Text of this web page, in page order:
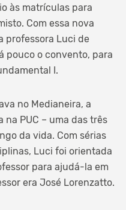
às matrículas para
Com essa nova
professora Luci de
pouco o convento, para
I.
no Medianeira, a
PUC – uma das três
da vida. Com sérias
Luci foi orientada
para ajudá-la em
era José Lorenzatto.